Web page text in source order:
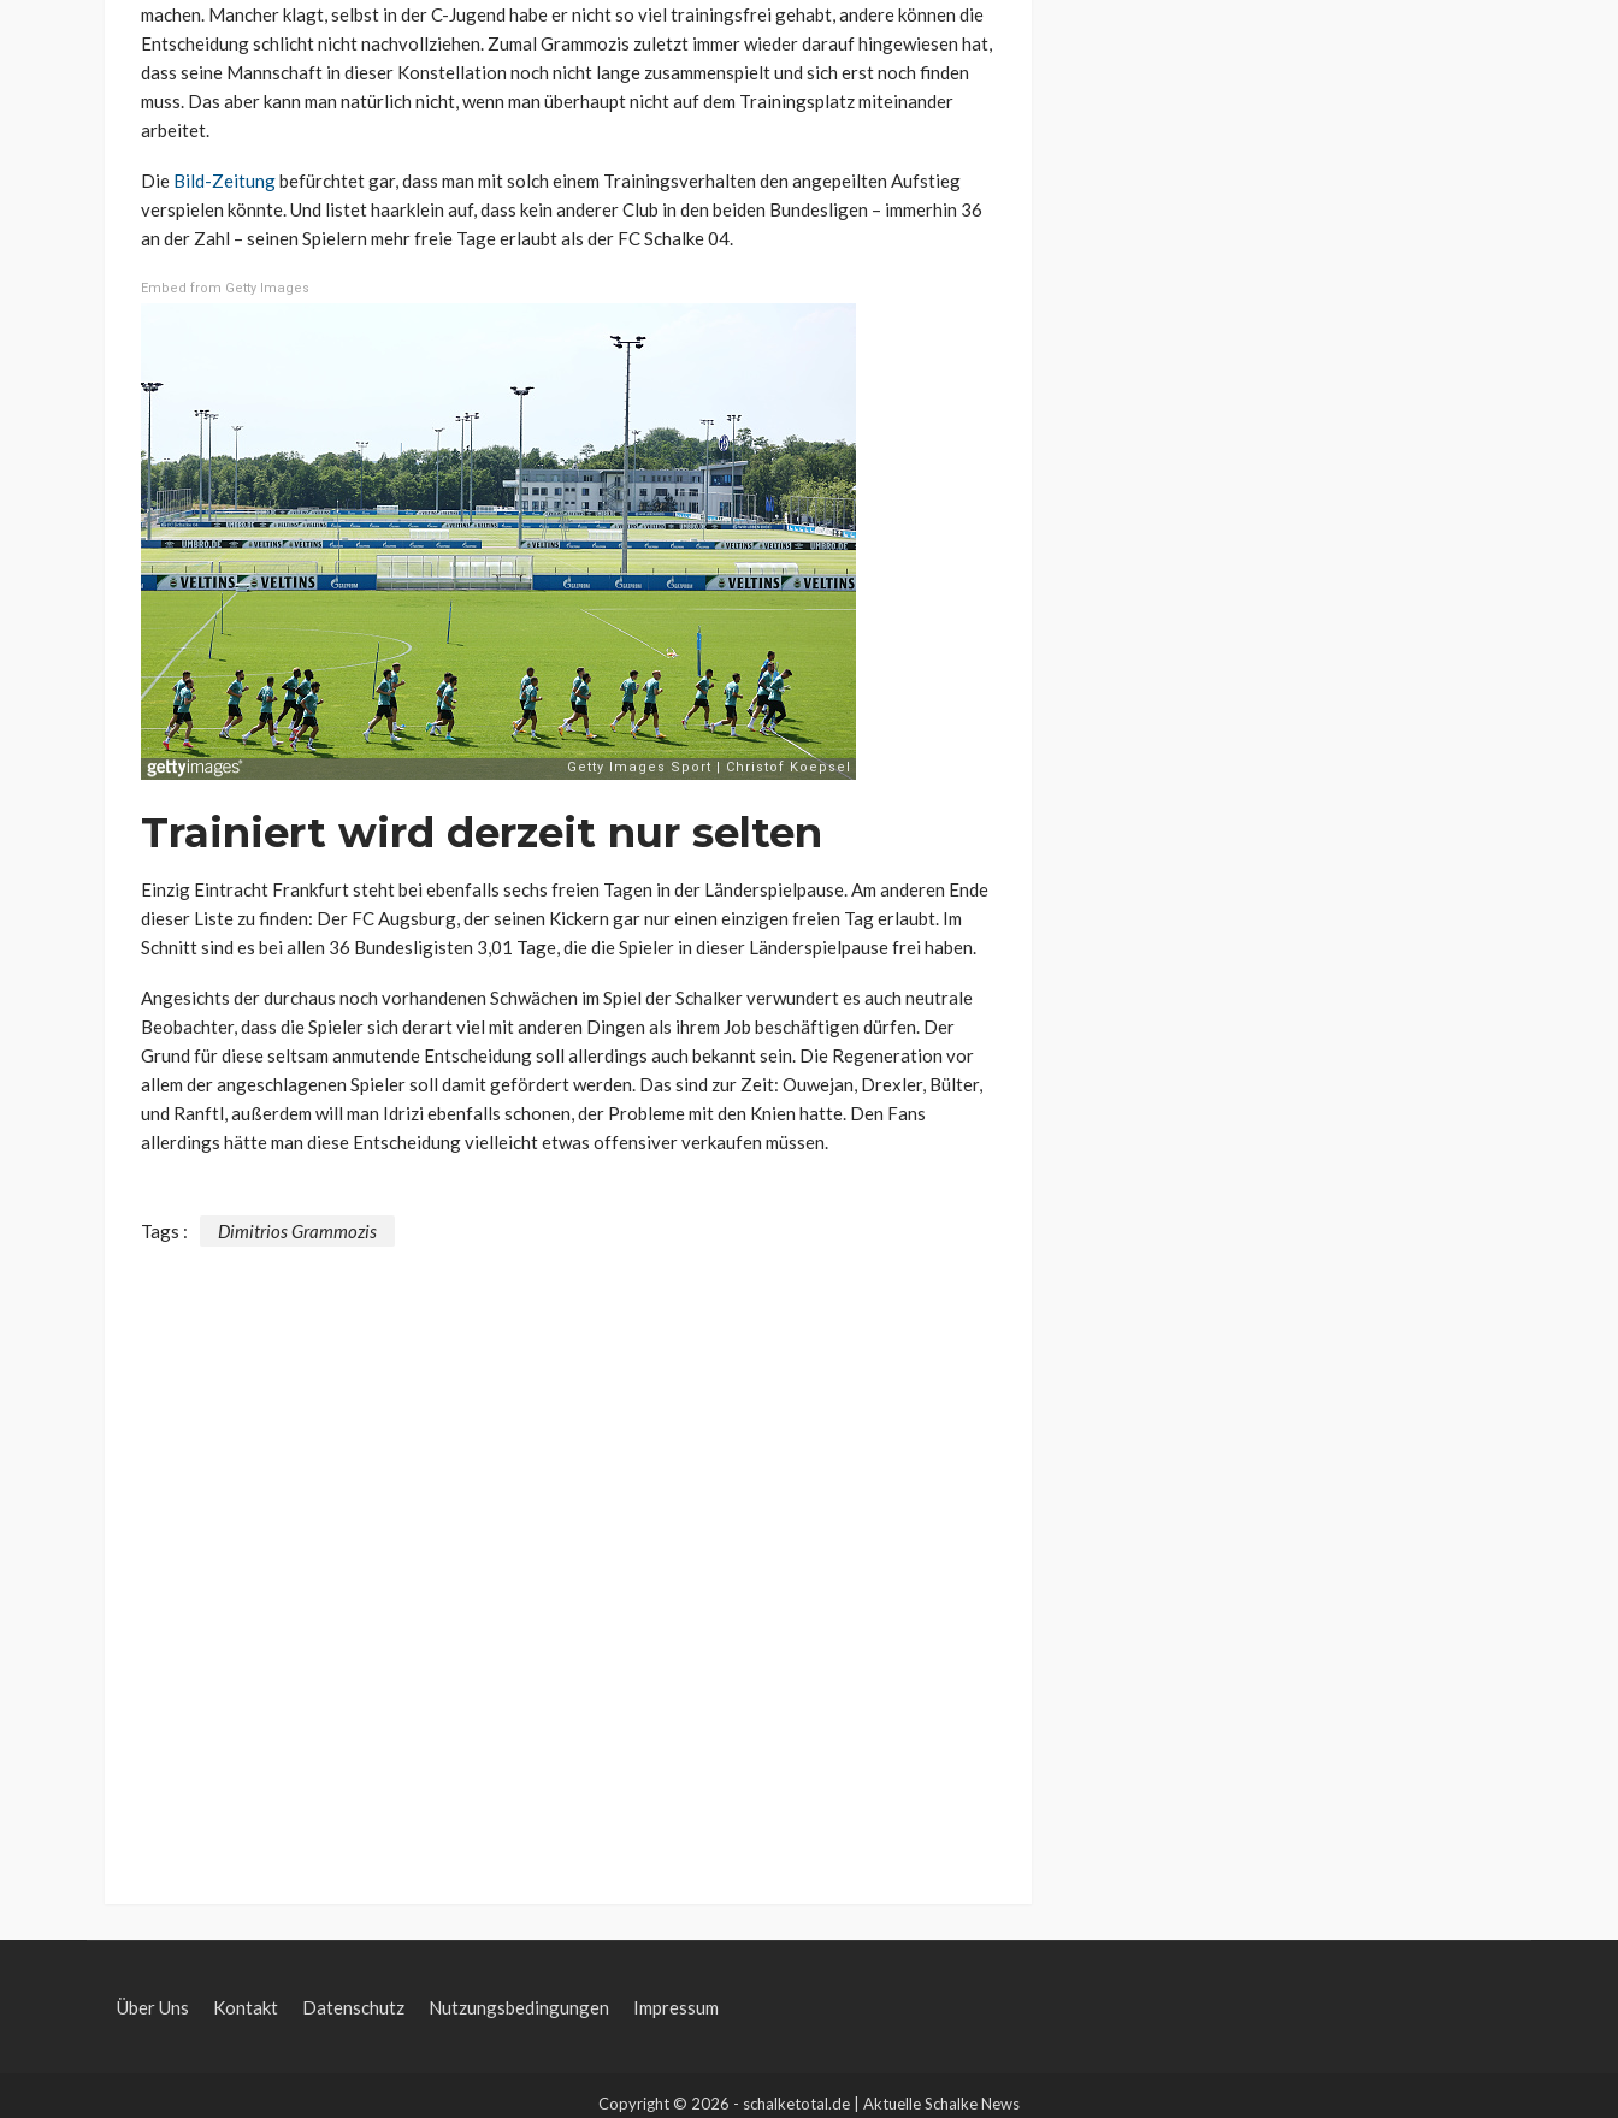
machen. Mancher klagt, selbst in der C-Jugend habe er nicht so viel trainingsfrei gehabt, andere können die
Entscheidung schlicht nicht nachvollziehen. Zumal Grammozis zuletzt immer wieder darauf hingewiesen hat,
dass seine Mannschaft in dieser Konstellation noch nicht lange zusammenspielt und sich erst noch finden
muss. Das aber kann man natürlich nicht, wenn man überhaupt nicht auf dem Trainingsplatz miteinander
arbeitet.
Die Bild-Zeitungbefürchtet gar, dass man mit solch einem Trainingsverhalten den angepeilten Aufstieg
verspielen könnte. Und listet haarklein auf, dass kein anderer Club in den beiden Bundesligen – immerhin 36
an der Zahl – seinen Spielern mehr freie Tage erlaubt als der FC Schalke 04.
Embed from Getty Images
Trainiert wird derzeit nur selten
Einzig Eintracht Frankfurt steht bei ebenfalls sechs freien Tagen in der Länderspielpause. Am anderen Ende
dieser Liste zu finden: Der FC Augsburg, der seinen Kickern gar nur einen einzigen freien Tag erlaubt. Im
Schnitt sind es bei allen 36 Bundesligisten 3,01 Tage, die die Spieler in dieser Länderspielpause frei haben.
Angesichts der durchaus noch vorhandenen Schwächen im Spiel der Schalker verwundert es auch neutrale
Beobachter, dass die Spieler sich derart viel mit anderen Dingen als ihrem Job beschäftigen dürfen. Der
Grund für diese seltsam anmutende Entscheidung soll allerdings auch bekannt sein. Die Regeneration vor
allem der angeschlagenen Spieler soll damit gefördert werden. Das sind zur Zeit: Ouwejan, Drexler, Bülter,
und Ranftl, außerdem will man Idrizi ebenfalls schonen, der Probleme mit den Knien hatte. Den Fans
allerdings hätte man diese Entscheidung vielleicht etwas offensiver verkaufen müssen.
Tags : Dimitrios Grammozis
Über Uns Kontakt Datenschutz Nutzungsbedingungen Impressum
Copyright © 2026 - schalketotal.de | Aktuelle Schalke News